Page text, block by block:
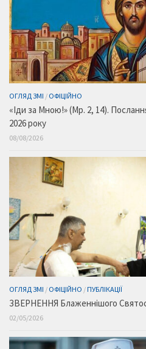
ОГЛЯД ЗМІ / ОФІЦІЙНО
«Іди за Мною!» (Мр. 2, 14).
2026 року
08/08/2026
ОГЛЯД ЗМІ / ОФІЦІЙНО /ПУБЛІКАЦІЇ
ЗВЕРНЕННЯ Блаженнішого
02/05/2026